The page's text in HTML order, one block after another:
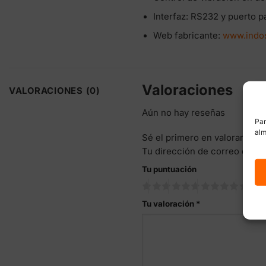
Interfaz: RS232 y puerto
Web fabricante:
VALORACIONES (0) Valoraciones
Aún no hay reseñas
Sé el primero en valorar
Tu dirección de correo
Tu puntuación
Tu valoración *